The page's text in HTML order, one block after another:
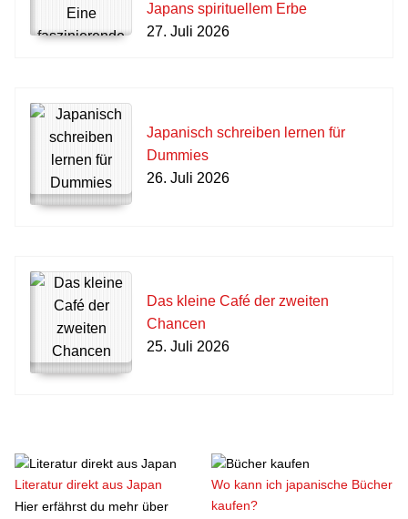
Japans spirituellem Erbe
27. Juli 2026
Japanisch schreiben lernen für
Dummies
26. Juli 2026
Das kleine Café der zweiten
Chancen
25. Juli 2026
Literatur direkt aus Japan
Hier erfährst du mehr über
Wo kann ich japanische Bücher
kaufen?